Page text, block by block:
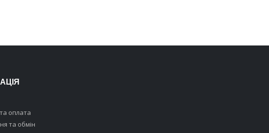
оплата
та обмін